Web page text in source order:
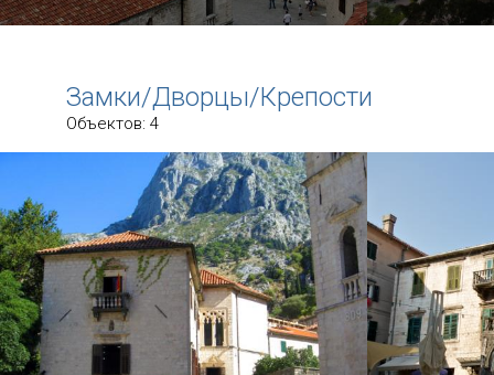
Замки/Дворцы/Крепости
Объектов: 4